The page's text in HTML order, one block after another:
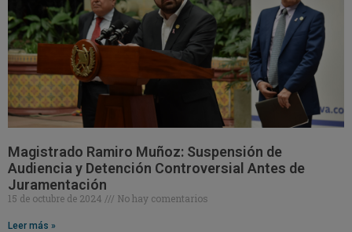
Magistrado Ramiro Muñoz: Suspensión de
Audiencia y Detención Controversial Antes de
Juramentación
15 de octubre de 2024 No hay comentarios
Leer más »